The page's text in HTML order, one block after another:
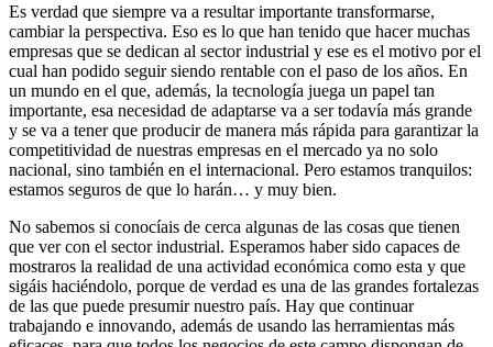
Es verdad que siempre va a resultar importante transformarse,
cambiar la perspectiva. Eso es lo que han tenido que hacer muchas
empresas que se dedican al sector industrial y ese es el motivo por el
cual han podido seguir siendo rentable con el paso de los años. En
un mundo en el que, además, la tecnología juega un papel tan
importante, esa necesidad de adaptarse va a ser todavía más grande
y se va a tener que producir de manera más rápida para garantizar la
competitividad de nuestras empresas en el mercado ya no solo
nacional, sino también en el internacional. Pero estamos tranquilos:
estamos seguros de que lo harán… y muy bien.
No sabemos si conocíais de cerca algunas de las cosas que tienen
que ver con el sector industrial. Esperamos haber sido capaces de
mostraros la realidad de una actividad económica como esta y que
sigáis haciéndolo, porque de verdad es una de las grandes fortalezas
de las que puede presumir nuestro país. Hay que continuar
trabajando e innovando, además de usando las herramientas más